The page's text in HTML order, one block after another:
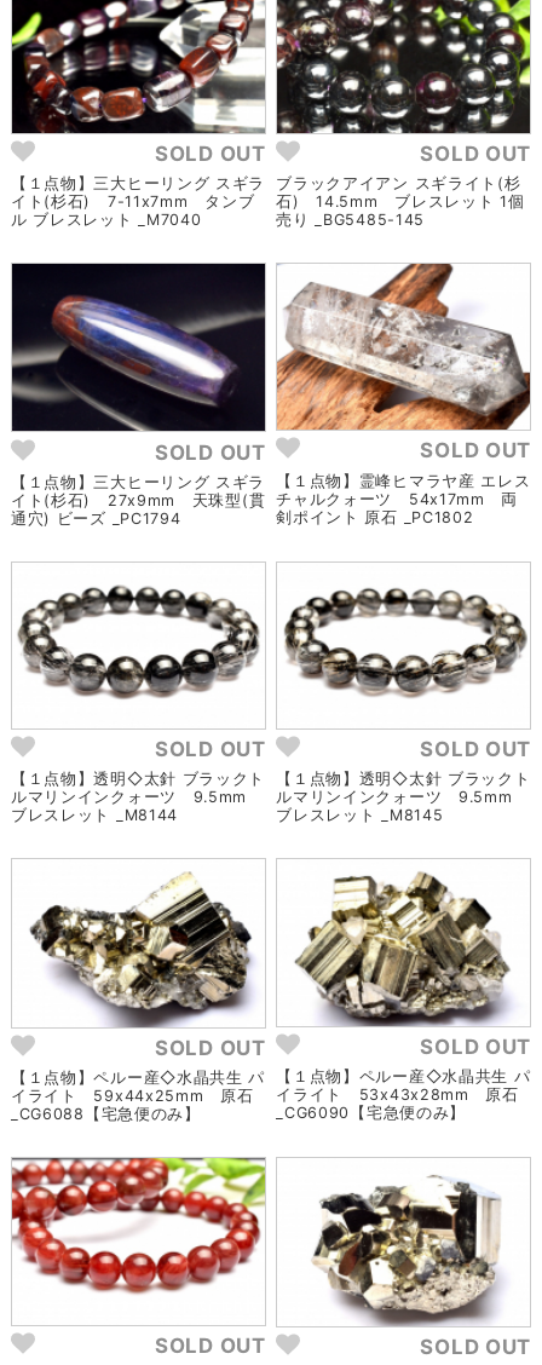
SOLD OUT
【１点物】三大ヒーリング スギラ
イト(杉石) 7-11x7mm タンブ
ル ブレスレット _M7040
SOLD OUT
ブラックアイアン スギライト(杉
石) 14.5mm ブレスレット 1個
売り _BG5485-145
SOLD OUT
【１点物】三大ヒーリング スギラ
イト(杉石) 27x9mm 天珠型(貫
通穴) ビーズ _PC1794
SOLD OUT
【１点物】霊峰ヒマラヤ産 エレス
チャルクォーツ 54x17mm 両
剣ポイント 原石 _PC1802
SOLD OUT
【１点物】透明◇太針 ブラックト
ルマリンインクォーツ 9.5mm
ブレスレット _M8144
SOLD OUT
【１点物】透明◇太針 ブラックト
ルマリンインクォーツ 9.5mm
ブレスレット _M8145
SOLD OUT
【１点物】ペルー産◇水晶共生 パ
イライト 59x44x25mm 原石
_CG6088【宅急便のみ】
SOLD OUT
【１点物】ペルー産◇水晶共生 パ
イライト 53x43x28mm 原石
_CG6090【宅急便のみ】
SOLD OUT SOLD OUT